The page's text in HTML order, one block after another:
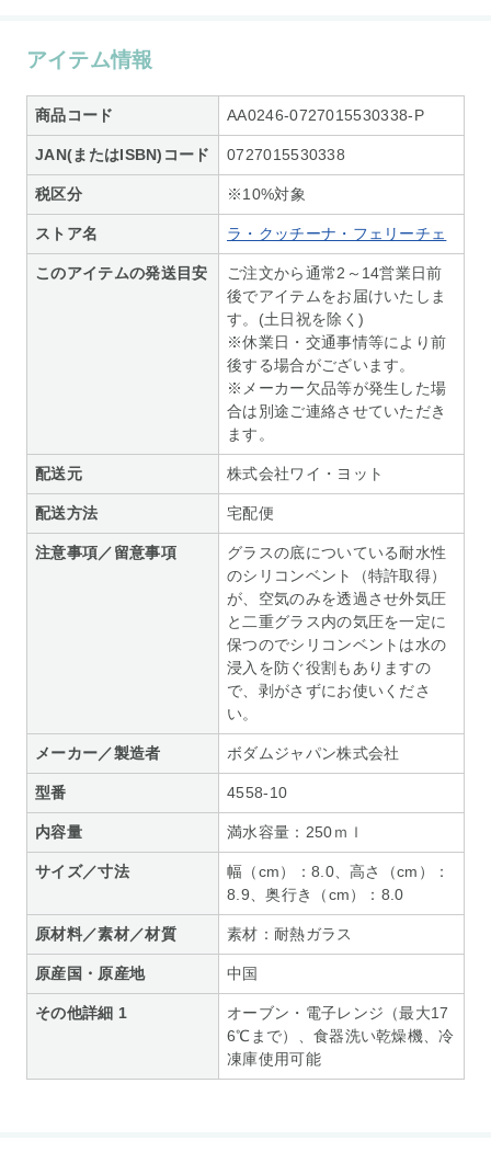
アイテム情報
商品コード AA0246-0727015530338-P
JAN(またはISBN)コード 0727015530338
税区分 ※10%対象
ストア名 ラ・クッチーナ・フェリーチェ
このアイテムの発送目安
ご注文から通常2～14営業日前
後でアイテムをお届けいたしま
す。(土日祝を除く)
※休業日・交通事情等により前
後する場合がございます。
※メーカー欠品等が発生した場
合は別途ご連絡させていただき
ます。
配送元 株式会社ワイ・ヨット
配送方法 宅配便
注意事項／留意事項
グラスの底についている耐水性
のシリコンベント（特許取得）
が、空気のみを透過させ外気圧
と二重グラス内の気圧を一定に
保つのでシリコンベントは水の
浸入を防ぐ役割もありますの
で、剥がさずにお使いくださ
い。
メーカー／製造者 ボダムジャパン株式会社
型番 4558-10
内容量 満水容量：250ｍｌ
サイズ／寸法
幅（cm）：8.0、高さ（cm）：
8.9、奥行き（cm）：8.0
原材料／素材／材質 素材：耐熱ガラス
原産国・原産地 中国
その他詳細 1
オーブン・電子レンジ（最大17
6℃まで）、食器洗い乾燥機、冷
凍庫使用可能